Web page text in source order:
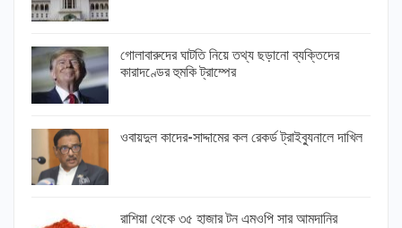
গোলাবারুদের ঘাটতি নিয়ে তথ্য ছড়ানো ব্যক্তিদের
কারাদণ্ডের হুমকি ট্রাম্পের
ওবায়দুল কাদের-সাদ্দামের কল রেকর্ড ট্রাইব্যুনালে দাখিল
রাশিয়া থেকে ৩৫ হাজার টন এমওপি সার আমদানির